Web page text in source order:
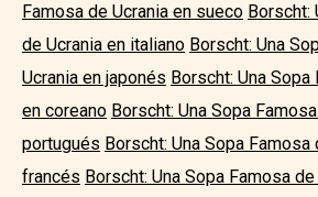
Famosa de Ucrania en sueco Borscht:
de Ucrania en italiano Borscht: Una
Ucrania en japonés Borscht: Una Sopa
en coreano Borscht: Una Sopa
portugués Borscht: Una Sopa Famosa
francés Borscht: Una Sopa Famosa